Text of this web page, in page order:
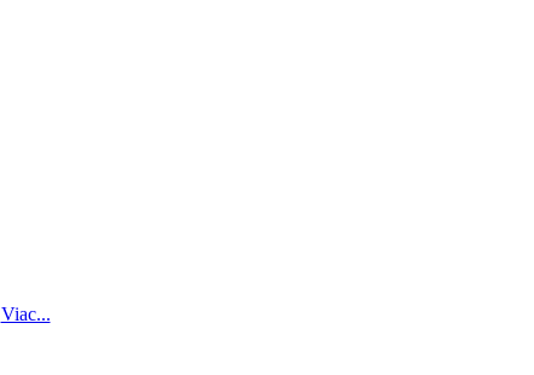
Viac...